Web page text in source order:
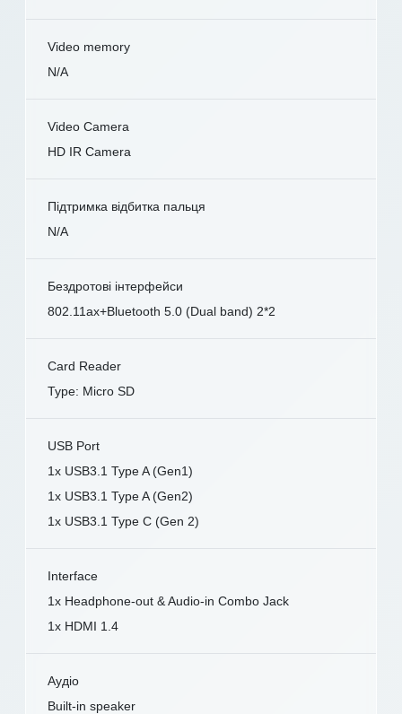
Video memory
N/A
Video Camera
HD IR Camera
Підтримка відбитка пальця
N/A
Бездротові інтерфейси
802.11ax+Bluetooth 5.0 (Dual band) 2*2
Card Reader
Type: Micro SD
USB Port
1x USB3.1 Type A (Gen1)
1x USB3.1 Type A (Gen2)
1x USB3.1 Type C (Gen 2)
Interface
1x Headphone-out & Audio-in Combo Jack
1x HDMI 1.4
Аудіо
Built-in speaker